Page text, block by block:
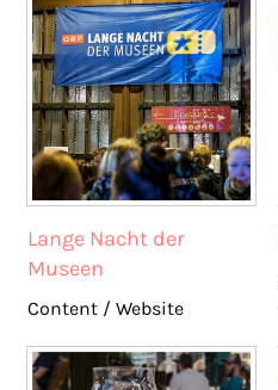
Lange Nacht der
Museen
Content / Website